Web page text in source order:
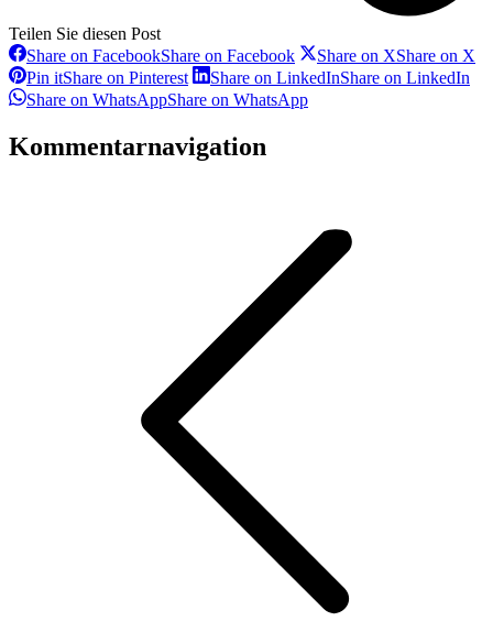
Teilen Sie diesen Post
Share on FacebookShare on Facebook Share on XShare on X
Pin itShare on Pinterest Share on LinkedInShare on LinkedIn
Share on WhatsAppShare on WhatsApp
Kommentarnavigation